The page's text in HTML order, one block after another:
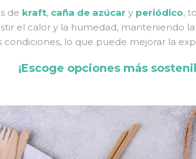
de kraft, caña de azúcar y periódico,
el calor y la humedad, manteniendo
lo que puede mejorar la
¡Escoge opciones más